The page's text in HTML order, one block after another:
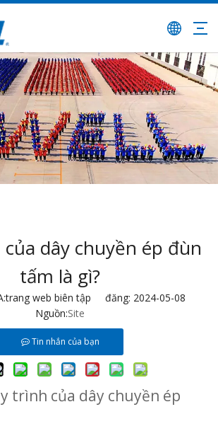
dây chuyền ép đùn
tấm là gì?
web biên tập đăng: 2024-05-08
Nguồn:Site
Tin nhắn của bạn
trình của dây chuyền ép